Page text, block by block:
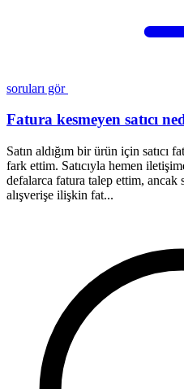
soruları gör
Fatura kesmeyen satıcı
Satın aldığım bir ürün için satıcı
fark ettim. Satıcıyla hemen
defalarca fatura talep ettim,
alışverişe ilişkin fat...